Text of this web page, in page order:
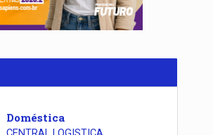
Doméstica